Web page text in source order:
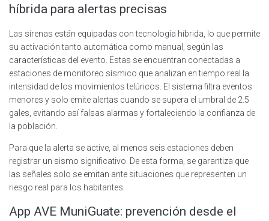
híbrida para alertas precisas
Las sirenas están equipadas con tecnología híbrida, lo que permite
su activación tanto automática como manual, según las
características del evento. Estas se encuentran conectadas a
estaciones de monitoreo sísmico que analizan en tiempo real la
intensidad de los movimientos telúricos. El sistema filtra eventos
menores y solo emite alertas cuando se supera el umbral de 2.5
gales, evitando así falsas alarmas y fortaleciendo la confianza de
la población.
Para que la alerta se active, al menos seis estaciones deben
registrar un sismo significativo. De esta forma, se garantiza que
las señales solo se emitan ante situaciones que representen un
riesgo real para los habitantes.
App AVE MuniGuate: prevención desde el